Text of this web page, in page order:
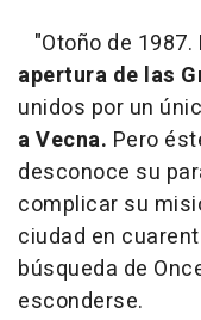
"Otoño de 1987.
apertura de las
unidos por un
a Vecna. Pero
desconoce su
complicar su
ciudad en
búsqueda de
esconderse.